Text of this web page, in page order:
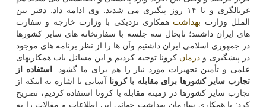
غربالگری و تا ۱۴ روز پیگیری می شدند. وی ادامه داد: دفتر بین
الملل وزارت بهداشت همكاری نزدیكی با وزارت خارجه و سفارت
های ایران داشتند؛ تابحال سه جلسه با سفارتخانه های سایر كشورها
در جمهوری اسلامی ایران داشتیم وآن ها را از نظر برنامه های موجود
در پیشگیری و درمان كرونا توجیه كردیم و این مسائل باب همكاریهای
علمی و تأمین تجهیزات مورد نیاز را هم برای ما گشود.
استفاده از
تجارب سایر كشورها برای مقابله با كرونا آسایی با اشاره به اینكه از
تجارب سایر كشورها در زمینه مقابله با كرونا استفاده كردیم، تصریح
كرد: با همكاری سازمان بهداشت جهانی این اطلاعات و مقالات را به